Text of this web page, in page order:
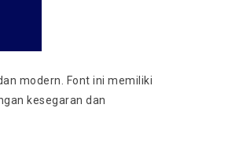
modern. Font ini memiliki
kesegaran dan